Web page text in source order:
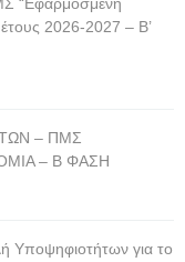
2026-2027 – Β’
– ΠΜΣ
– Β ΦΑΣΗ
για το